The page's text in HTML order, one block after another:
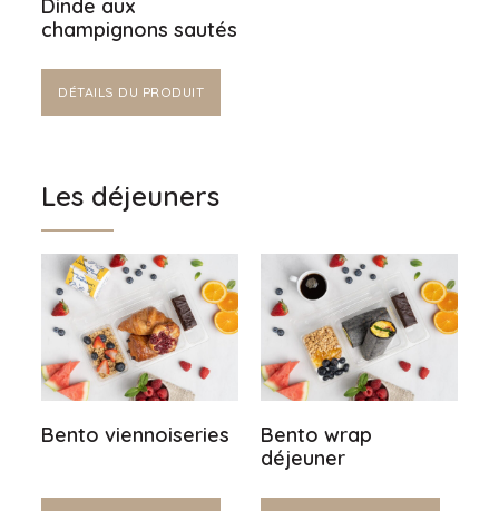
Dinde aux
champignons sautés
DÉTAILS DU PRODUIT
Les déjeuners
Bento viennoiseries
Bento wrap
déjeuner